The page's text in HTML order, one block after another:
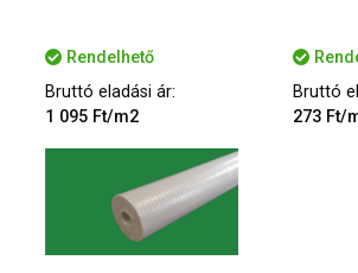
Rendelhető
Bruttó eladási ár:
1 095 Ft/m2
Bruttó
273 Ft/